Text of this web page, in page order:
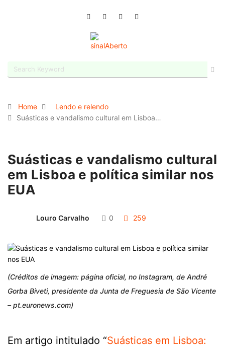
Home
Lendo e relendo
Suásticas e vandalismo cultural em Lisboa…
Suásticas e vandalismo cultural
em Lisboa e política similar nos
EUA
Louro Carvalho 0 259
(Créditos de imagem: página oficial, no Instagram, de André
Gorba Biveti, presidente da Junta de Freguesia de São Vicente
– pt.euronews.com)
Em artigo intitulado “Suásticas em Lisboa: